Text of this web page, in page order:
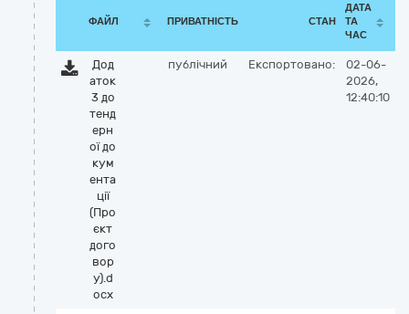
ФАЙЛ ПРИВАТНІСТЬ СТАН
ДАТА
ТА
ЧАС
Дод
аток
3 до
тенд
ерн
ої до
кум
ента
ції
(Про
єкт
дого
вор
у).d
ocx
публічний Експортовано:
02-06-
2026,
12:40:10